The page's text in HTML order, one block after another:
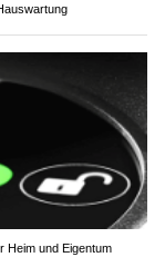
Heim und Eigentum